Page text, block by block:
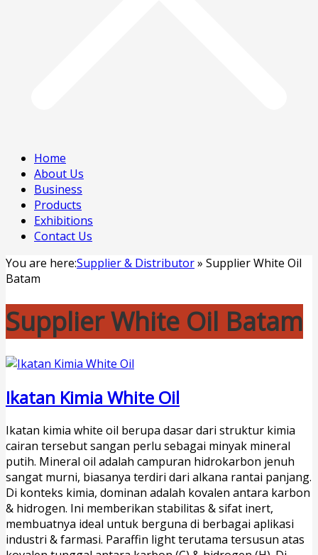
Home
About Us
Business
Products
Exhibitions
Contact Us
You are here:Supplier & Distributor» Supplier White Oil
Batam
Supplier White Oil Batam
Ikatan Kimia White Oil
Ikatan kimia white oil berupa dasar dari struktur kimia
cairan tersebut sangan perlu sebagai minyak mineral
putih. Mineral oil adalah campuran hidrokarbon jenuh
sangat murni, biasanya terdiri dari alkana rantai panjang.
Di konteks kimia, dominan adalah kovalen antara karbon
& hidrogen. Ini memberikan stabilitas & sifat inert,
membuatnya ideal untuk berguna di berbagai aplikasi
industri & farmasi. Paraffin light terutama tersusun atas